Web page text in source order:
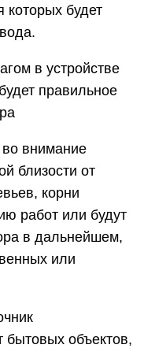
которых будет
в устройстве
правильное
во внимание
близости от
корни
работ или будут
в дальнейшем,
или
объектов,